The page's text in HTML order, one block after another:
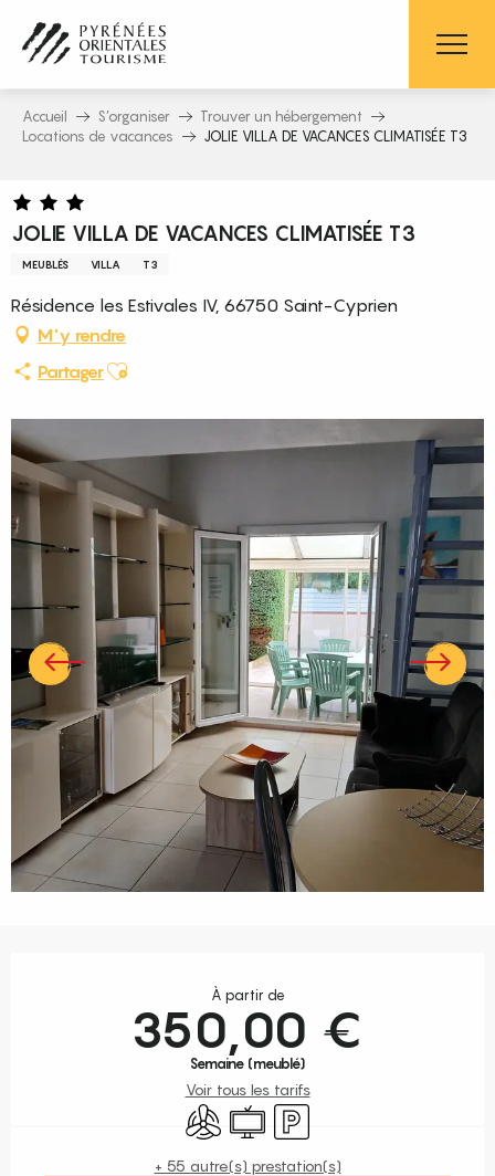
contenu
principal
Accueil S’organiser
Trouver un hébergement
Locations de vacances
JOLIE VILLA DE VACANCES CLIMATISÉE T3
JOLIE VILLA DE VACANCES CLIMATISÉE T3
MEUBLÉS VILLA T3
Résidence les Estivales IV, 66750 Saint-Cyprien
M'y rendre
PartagerAjouter aux favoris
À partir de
350,00 €
Semaine (meublé)
Voir tous les tarifs
Air conditionné
Télévision
Parking
+ 55 autre(s) prestation(s)